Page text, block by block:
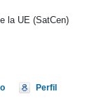
la UE (SatCen)
Perfil